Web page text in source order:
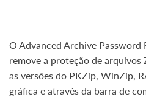
O Advanced Archive Password
remove a proteção de arquivos
as versões do PKZip, WinZip,
gráfica e através da barra de